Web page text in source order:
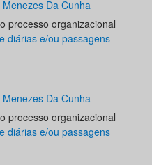
Da Cunha
processo organizacional
diárias e/ou passagens
Da Cunha
processo organizacional
diárias e/ou passagens